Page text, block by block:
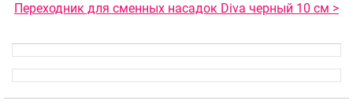
Переходник для сменных насадок Diva черный 10 см >